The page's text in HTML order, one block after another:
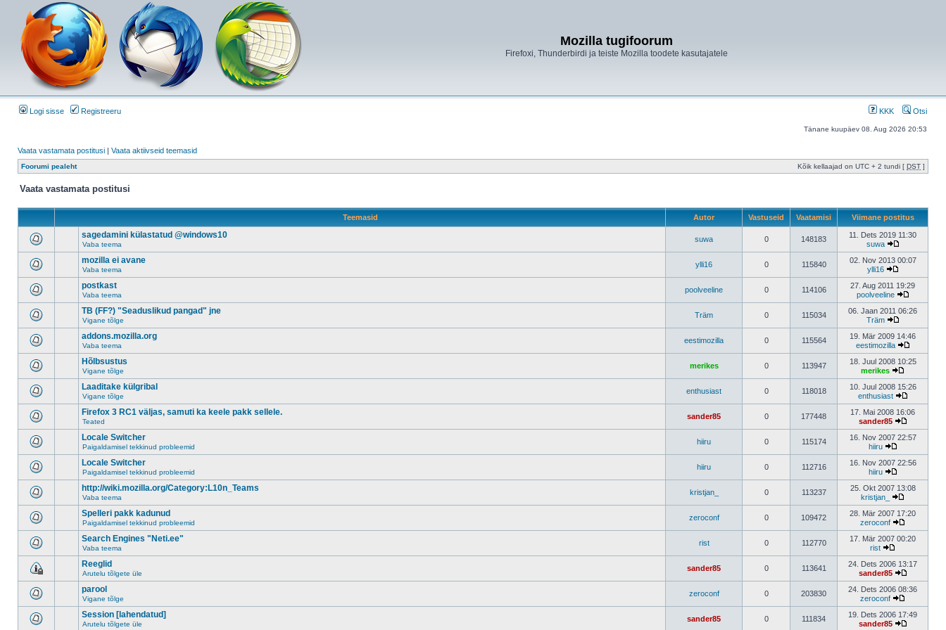
Mozilla tugifoorum
Firefoxi, Thunderbirdi ja teiste Mozilla toodete kasutajatele
Logi sisse Registreeru KKK Otsi
Tänane kuupäev 08. Aug 2026 20:53
Vaata vastamata postitusi | Vaata aktiivseid teemasid
Foorumi pealeht Kõik kellaajad on UTC + 2 tundi [ DST ]
Vaata vastamata postitusi
Teemasid Autor Vastuseid Vaatamisi Viimane postitus
sagedamini külastatud @windows10
Vaba teema
suwa 0 148183
11. Dets 2019 11:30
suwa
mozilla ei avane
Vaba teema
ylli16 0 115840
02. Nov 2013 00:07
ylli16
postkast
Vaba teema
poolveeline 0 114106
27. Aug 2011 19:29
poolveeline
TB (FF?) "Seaduslikud pangad" jne
Vigane tõlge
Träm 0 115034
06. Jaan 2011 06:26
Träm
addons.mozilla.org
Vaba teema
eestimozilla 0 115564
19. Mär 2009 14:46
eestimozilla
Hõlbsustus
Vigane tõlge
merikes 0 113947
18. Juul 2008 10:25
merikes
Laaditake külgribal
Vigane tõlge
enthusiast 0 118018
10. Juul 2008 15:26
enthusiast
Firefox 3 RC1 väljas, samuti ka keele pakk sellele.
Teated
sander85 0 177448
17. Mai 2008 16:06
sander85
Locale Switcher
Paigaldamisel tekkinud probleemid
hiiru 0 115174
16. Nov 2007 22:57
hiiru
Locale Switcher
Paigaldamisel tekkinud probleemid
hiiru 0 112716
16. Nov 2007 22:56
hiiru
http://wiki.mozilla.org/Category:L10n_Teams
Vaba teema
kristjan_ 0 113237
25. Okt 2007 13:08
kristjan_
Spelleri pakk kadunud
Paigaldamisel tekkinud probleemid
zeroconf 0 109472
28. Mär 2007 17:20
zeroconf
Search Engines "Neti.ee"
Vaba teema
rist 0 112770
17. Mär 2007 00:20
rist
Reeglid
Arutelu tõlgete üle
sander85 0 113641
24. Dets 2006 13:17
sander85
parool
Vigane tõlge
zeroconf 0 203830
24. Dets 2006 08:36
zeroconf
Session [lahendatud]
Arutelu tõlgete üle
sander85 0 111834
19. Dets 2006 17:49
sander85